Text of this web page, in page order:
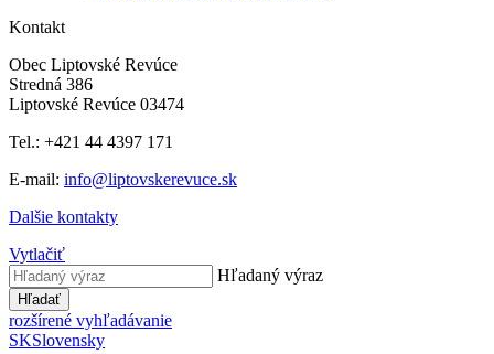
Kontakt
Obec Liptovské Revúce
Stredná 386
Liptovské Revúce 03474
Tel.: +421 44 4397 171
E-mail: info@liptovskerevuce.sk
Dalšie kontakty
Vytlačiť
Hľadaný výraz
Hľadať
rozšírené vyhľadávanie
SKSlovensky